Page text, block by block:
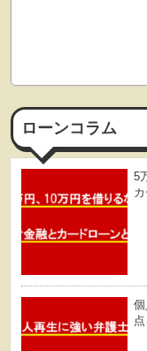
ローンコラム
5
点